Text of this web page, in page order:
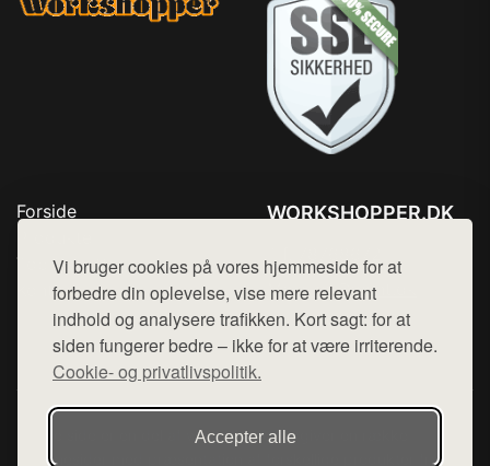
Vi bruger cookies på vores hjemmeside for at
forbedre din oplevelse, vise mere relevant
indhold og analysere trafikken. Kort sagt: for at
siden fungerer bedre – ikke for at være irriterende.
Cookie- og privatlivspolitik.
Accepter alle
Forside
Top Rabatter
Kontakt
WORKSHOPPER.DK
Mail: hej@want.dk
Cookie- og privatlivspolitik
Denne side er en del af want.dk, der udgiver en række
hjemmesider med præsentation af forskellige produkter fra